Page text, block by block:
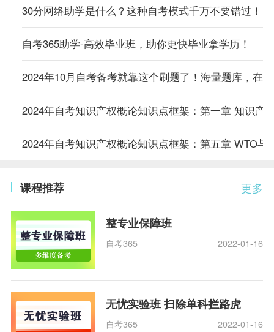
30分网络助学是什么？这种自考模式千万不要错过！
自考365助学-高效毕业班，助你更快毕业拿学历！
2024年10月自考备考就靠这个刷题了！海量题库，在
2024年自考知识产权概论知识点框架：第一章 知识产
2024年自考知识产权概论知识点框架：第五章 WTO与
更多
课程推荐
整专业保障班
自考365 2022-01-16
无忧实验班 扫除单科拦路虎
自考365 2022-01-16